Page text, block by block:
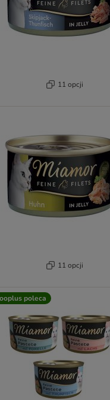
11 opcji
11 opcji
poleca